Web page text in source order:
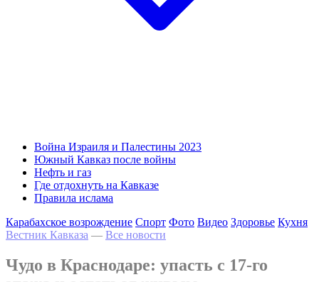
Война Израиля и Палестины 2023
Южный Кавказ после войны
Нефть и газ
Где отдохнуть на Кавказе
Правила ислама
Карабахское возрождение Спорт Фото Видео Здоровье Кухня
Вестник Кавказа — Все новости
Чудо в Краснодаре: упасть с 17-го